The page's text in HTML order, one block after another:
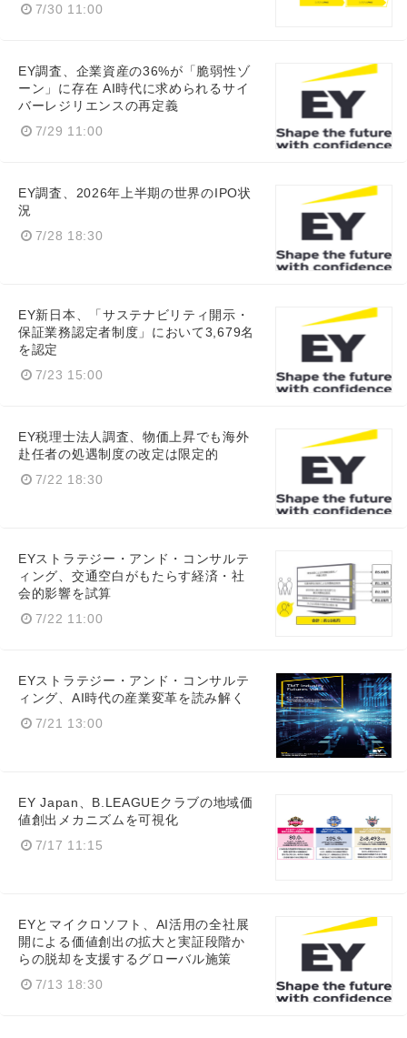
7/30 11:00
EY調査、企業資産の36%が「脆弱性ゾ
ーン」に存在 AI時代に求められるサイ
バーレジリエンスの再定義
7/29 11:00
EY調査、2026年上半期の世界のIPO状
況
7/28 18:30
EY新日本、「サステナビリティ開示・
保証業務認定者制度」において3,679名
を認定
7/23 15:00
EY税理士法人調査、物価上昇でも海外
赴任者の処遇制度の改定は限定的
7/22 18:30
EYストラテジー・アンド・コンサルテ
ィング、交通空白がもたらす経済・社
会的影響を試算
7/22 11:00
EYストラテジー・アンド・コンサルテ
ィング、AI時代の産業変革を読み解く
7/21 13:00
EY Japan、B.LEAGUEクラブの地域価
値創出メカニズムを可視化
7/17 11:15
EYとマイクロソフト、AI活用の全社展
開による価値創出の拡大と実証段階か
らの脱却を支援するグローバル施策
7/13 18:30